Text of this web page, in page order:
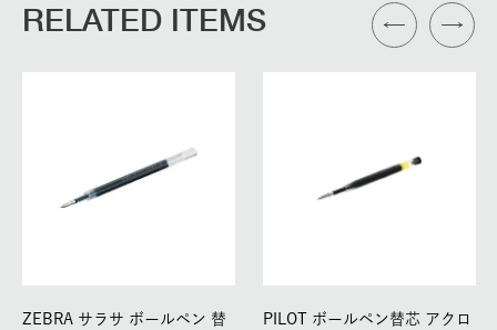
RELATED ITEMS
ZEBRA サラサ ボールペン 替
PILOT ボールペン替芯 アクロ